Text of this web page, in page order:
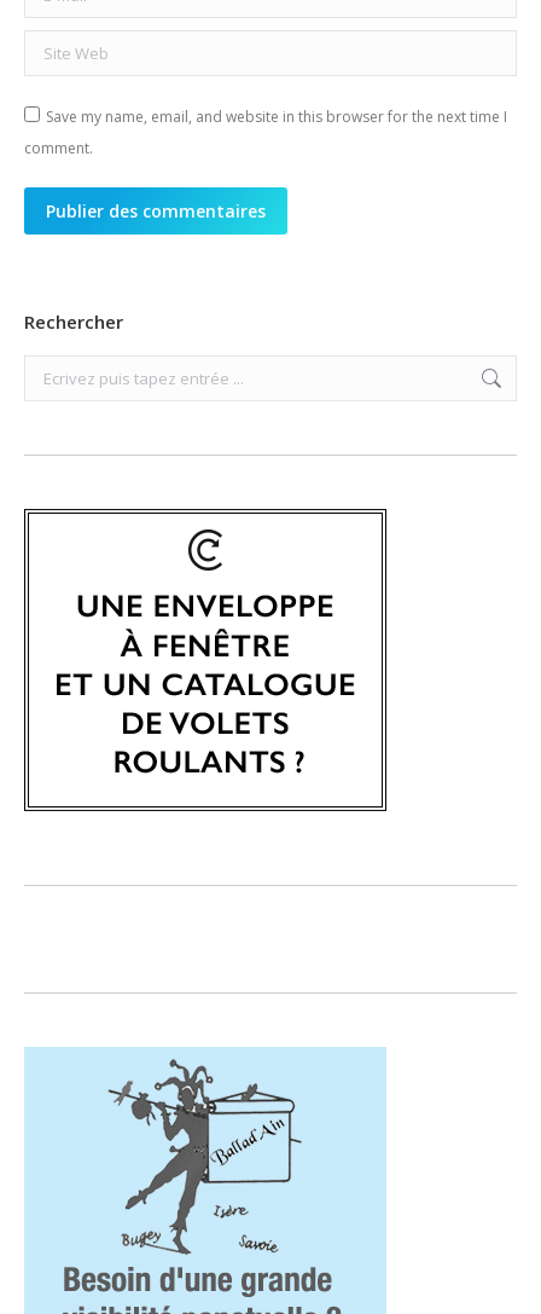
Site Web
Save my name, email, and website in this browser for the next time I
comment.
Publier des commentaires
Rechercher
Search: